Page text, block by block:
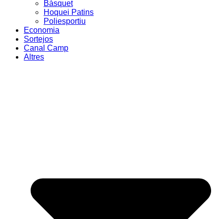
Bàsquet
Hoquei Patins
Poliesportiu
Economia
Sortejos
Canal Camp
Altres